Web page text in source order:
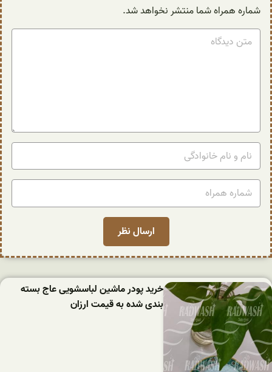
شماره همراه شما منتشر نخواهد شد.
خرید پودر ماشین لباسشویی عاج بسته
بندی شده به قیمت ارزان